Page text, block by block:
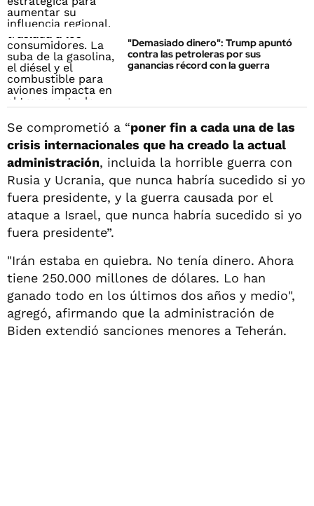
"Demasiado dinero": Trump apuntó
contra las petroleras por sus
ganancias récord con la guerra
Se comprometió a “poner fin a cada una de las
crisis internacionales que ha creado la actual
administración, incluida la horrible guerra con
Rusia y Ucrania, que nunca habría sucedido si yo
fuera presidente, y la guerra causada por el
ataque a Israel, que nunca habría sucedido si yo
fuera presidente”.
"Irán estaba en quiebra. No tenía dinero. Ahora
tiene 250.000 millones de dólares. Lo han
ganado todo en los últimos dos años y medio",
agregó, afirmando que la administración de
Biden extendió sanciones menores a Teherán.